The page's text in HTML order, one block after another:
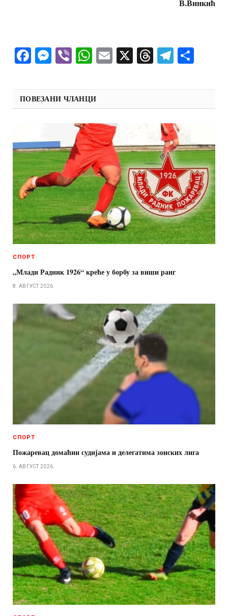
В.Винкић
Facebook
Messenger
ViberWhatsApp
Email
X Threads
ПОВЕЗАНИ ЧЛАНЦИ
СПОРТ
„Млади Радник 1926“ креће у борбу за виши ранг
8. АВГУСТ 2026.
СПОРТ
Пожаревац домаћин судијама и делегатима зонских лига
6. АВГУСТ 2026.